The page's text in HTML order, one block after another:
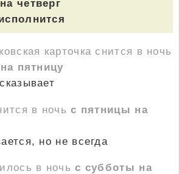
четверг
карточка снится в ночь
пятницу
в ночьс пятницы на
но не всегда
в ночьс субботы на